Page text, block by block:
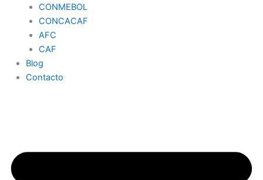
CONMEBOL
CONCACAF
AFC
CAF
Blog
Contacto